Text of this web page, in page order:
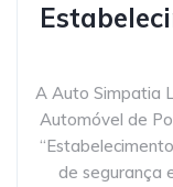
A Auto Simpatia
Automóvel de
de segurança